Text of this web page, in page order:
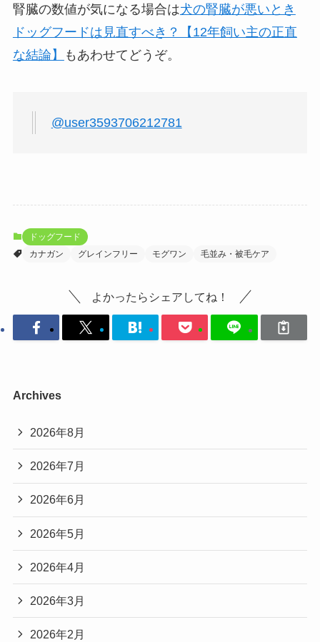
腎臓の数値が気になる場合は犬の腎臓が悪いとき
ドッグフードは見直すべき？【12年飼い主の正直
な結論】
もあわせてどうぞ。
@user3593706212781
ドッグフード
カナガン
グレインフリー モグワン 毛並み・被毛ケア
よかったらシェアしてね！
Archives
2026年8月
2026年7月
2026年6月
2026年5月
2026年4月
2026年3月
2026年2月